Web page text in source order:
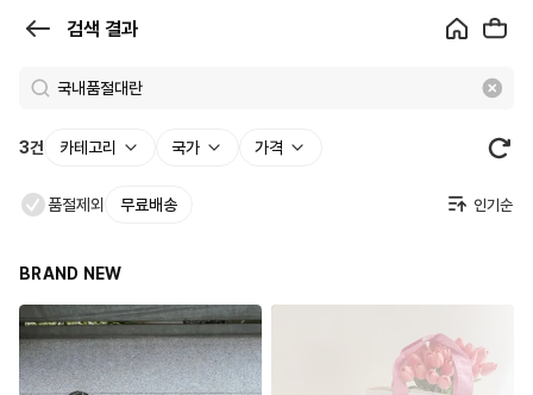
검색 결과
과
크
로
켓
3건 카테고리 국가 가격
품절제외 무료배송
BRAND NEW